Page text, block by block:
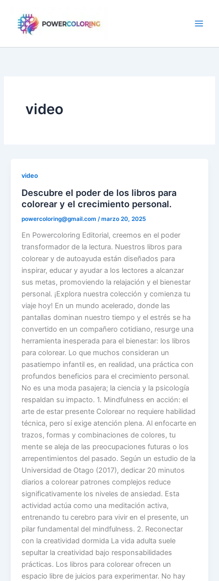
contenido
video
video
Descubre el poder de los libros para
colorear y el crecimiento personal.
powercoloring@gmail.com /marzo 20, 2025
En Powercoloring Editorial, creemos en el poder
transformador de la lectura. Nuestros libros para
colorear y de autoayuda están diseñados para
inspirar, educar y ayudar a los lectores a alcanzar
sus metas, promoviendo la relajación y el bienestar
personal. ¡Explora nuestra colección y comienza tu
viaje hoy! En un mundo acelerado, donde las
pantallas dominan nuestro tiempo y el estrés se ha
convertido en un compañero cotidiano, resurge una
herramienta inesperada para el bienestar: los libros
para colorear. Lo que muchos consideran un
pasatiempo infantil es, en realidad, una práctica con
profundos beneficios para el crecimiento personal.
No es una moda pasajera; la ciencia y la psicología
respaldan su impacto. 1. Mindfulness en acción: el
arte de estar presente Colorear no requiere habilidad
técnica, pero sí exige atención plena. Al enfocarte en
trazos, formas y combinaciones de colores, tu
mente se aleja de las preocupaciones futuras o los
arrepentimientos del pasado. Según un estudio de la
Universidad de Otago (2017), dedicar 20 minutos
diarios a colorear patrones complejos reduce
significativamente los niveles de ansiedad. Esta
actividad actúa como una meditación activa,
entrenando tu cerebro para vivir en el presente, un
pilar fundamental del mindfulness. 2. Reconectar
con la creatividad dormida La vida adulta suele
sepultar la creatividad bajo responsabilidades
prácticas. Los libros para colorear ofrecen un
espacio libre de juicios para experimentar. No hay